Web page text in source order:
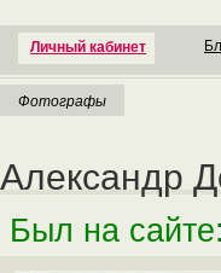
Личный кабинет
Фотографы
Александр
Был на сайте: